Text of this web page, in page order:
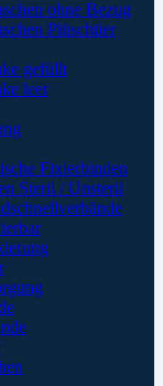
ohne Bezug
Plüschtier
gefüllt
leer
Fixierbinden
Steril / Unsteril